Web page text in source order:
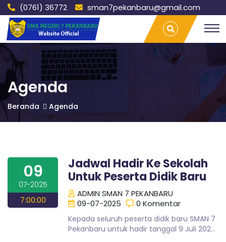
(0761) 36772 sman7pekanbaru@gmail.com
S
M
A
N
E
Agenda |
SMAN 7
PEKANBARU
a
v
e
L
m
p
u
Agenda
Beranda Agenda
09
07-2025
7:00:00
Jadwal Hadir Ke Sekolah
Untuk Peserta Didik Baru
ADMIN SMAN 7 PEKANBARU
09-07-2025
0 Komentar
Kepada seluruh peserta didik baru SMAN 7
Pekanbaru untuk hadir tanggal 9 Juli 2025,